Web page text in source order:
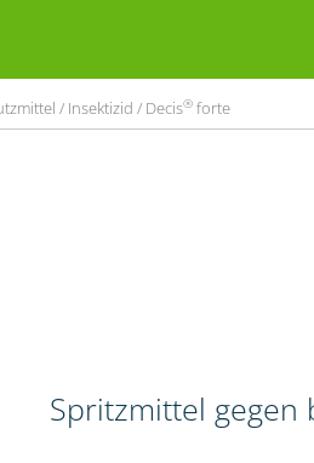
/ Insektizid / Decis® forte
Spritzmittel gegen